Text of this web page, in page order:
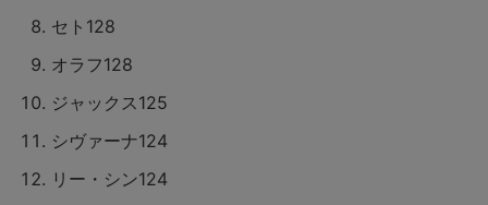
セト128
オラフ128
ジャックス125
シヴァーナ124
リー・シン124